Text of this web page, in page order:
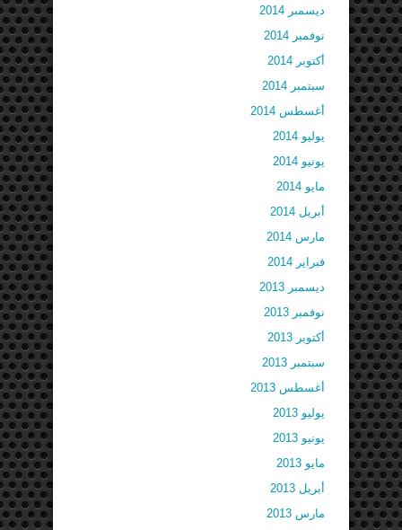
ديسمبر 2014
نوفمبر 2014
أكتوبر 2014
سبتمبر 2014
أغسطس 2014
يوليو 2014
يونيو 2014
مايو 2014
أبريل 2014
مارس 2014
فبراير 2014
ديسمبر 2013
نوفمبر 2013
أكتوبر 2013
سبتمبر 2013
أغسطس 2013
يوليو 2013
يونيو 2013
مايو 2013
أبريل 2013
مارس 2013